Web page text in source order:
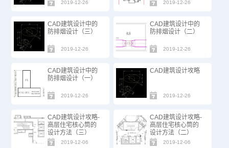
2019-12-26 2019-12-26
CAD建筑设计中的
防排烟设计（三）
2019-12-26
CAD建筑设计中的
防排烟设计（二）
2019-12-26
CAD建筑设计中的
防排烟设计（一）
2019-12-26
CAD建筑设计攻略
2019-12-26
CAD建筑设计攻略-
高层住宅核心筒的
设计方法（三）
2019-12-06
CAD建筑设计攻略-
高层住宅核心筒的
设计方法（二）
2019-12-06